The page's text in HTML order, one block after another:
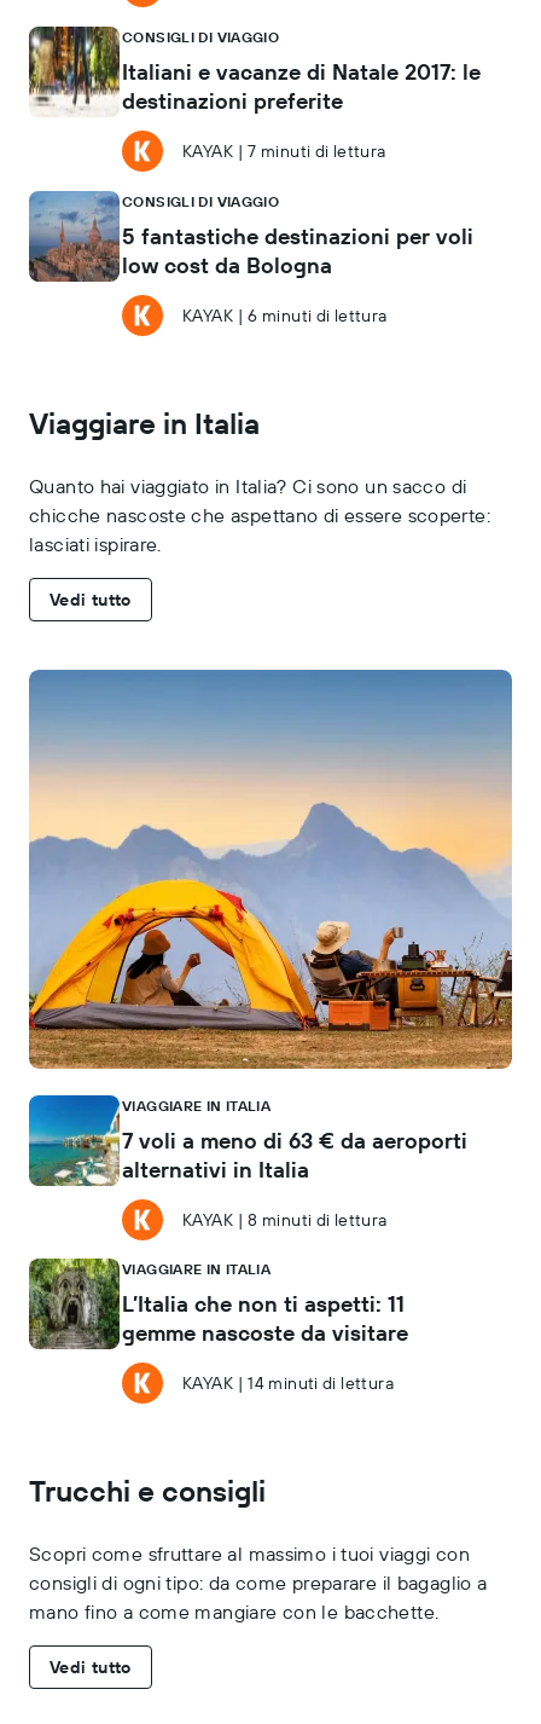
CONSIGLI DI VIAGGIO
Italiani e vacanze di Natale 2017: le
destinazioni preferite
KAYAK | 7 minuti di lettura
CONSIGLI DI VIAGGIO
5 fantastiche destinazioni per voli
low cost da Bologna
KAYAK | 6 minuti di lettura
Viaggiare in Italia
Quanto hai viaggiato in Italia? Ci sono un sacco di
chicche nascoste che aspettano di essere scoperte:
lasciati ispirare.
Vedi tutto
VIAGGIARE IN ITALIA
L’Italia che non ti aspetti: 11
gemme nascoste da visitare
KAYAK | 14 minuti di lettura
VIAGGIARE IN ITALIA
7 voli a meno di 63 € da aeroporti
alternativi in Italia
KAYAK | 8 minuti di lettura
Trucchi e consigli
Scopri come sfruttare al massimo i tuoi viaggi con
consigli di ogni tipo: da come preparare il bagaglio a
mano fino a come mangiare con le bacchette.
Vedi tutto